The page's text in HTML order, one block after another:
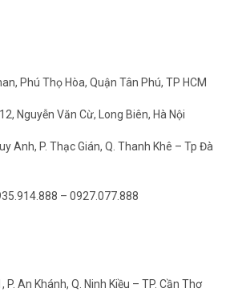
Phú Thọ Hòa, Quận Tân Phú, TP HCM
Nguyễn Văn Cừ, Long Biên, Hà Nội
Anh, P. Thạc Gián, Q. Thanh Khê – Tp Đà
– 0927.077.888
An Khánh, Q. Ninh Kiều – TP. Cần Thơ